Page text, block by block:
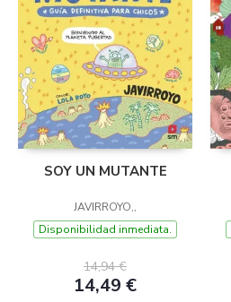
SOY UN MUTANTE
JAVIRROYO,,
Disponibilidad inmediata.
14,94 €
14,49 €